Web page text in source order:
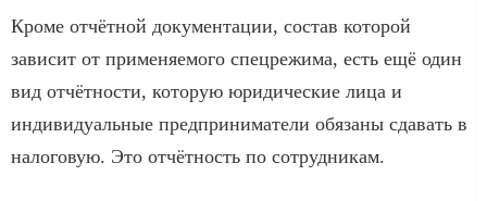
Кроме отчётной документации, состав которой
зависит от применяемого спецрежима, есть ещё один
вид отчётности, которую юридические лица и
индивидуальные предприниматели обязаны сдавать в
налоговую. Это отчётность по сотрудникам.